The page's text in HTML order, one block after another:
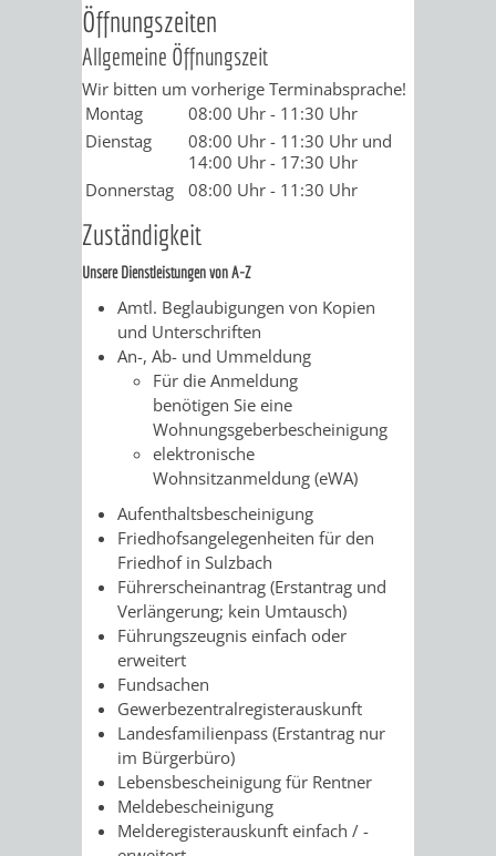
GENEHMIGUNGSVERFAHREN
TAG
DES
OFFENEN
DENKMALS
LIEGENSCHAFTEN
ABWASSERBESEITIGUNG
ERSCHLIESSUNGSBEITRAG
ANTRAGSVERFAHREN
VERMIETE
DOCH
AN
STADT
WIEDERVERMIETUNGSPRÄMIE
DENKMALSCHUTZ
SPORT
AMT
FÜR
STABSSTELLE
BAU)
GEBÄUDEBETRIEB
AMT
FÜR
SOZIALE
Öffnungszeiten
Allgemeine Öffnungszeit
Wir bitten um vorherige Terminabsprache!
Montag
08:00 Uhr - 11:30 Uhr
Dienstag
08:00 Uhr - 11:30 Uhr und
14:00 Uhr - 17:30 Uhr
Donnerstag
08:00 Uhr - 11:30 Uhr
Zuständigkeit
Unsere Dienstleistungen von A-Z
Amtl. Beglaubigungen von Kopien
und Unterschriften
An-, Ab- und Ummeldung
Für die Anmeldung
benötigen Sie eine
Wohnungsgeberbescheinigung
elektronische
Wohnsitzanmeldung (eWA)
Aufenthaltsbescheinigung
Friedhofsangelegenheiten für den
Friedhof in Sulzbach
Führerscheinantrag (Erstantrag und
Verlängerung; kein Umtausch)
Führungszeugnis einfach oder
erweitert
Fundsachen
Gewerbezentralregisterauskunft
Landesfamilienpass (Erstantrag nur
im Bürgerbüro)
Lebensbescheinigung für Rentner
Meldebescheinigung
Melderegisterauskunft einfach / -